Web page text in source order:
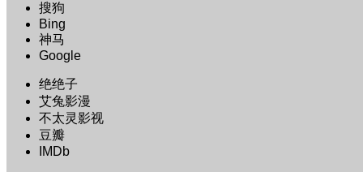
搜狗
Bing
神马
Google
绝绝子
艾兔影漫
不太灵影视
豆瓣
IMDb